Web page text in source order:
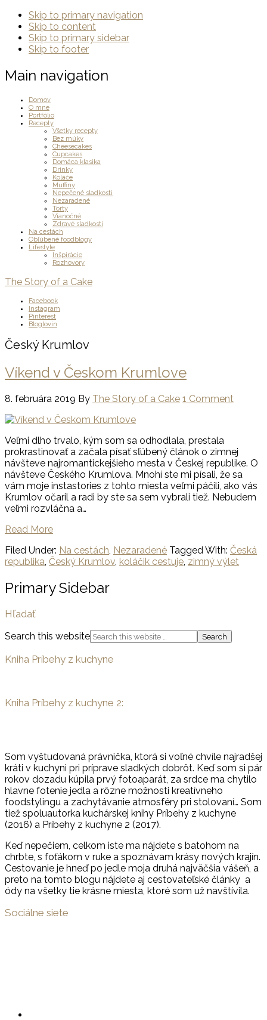
Skip to primary navigation
Skip to content
Skip to primary sidebar
Skip to footer
Main navigation
Domov
O mne
Portfólio
Recepty
Všetky recepty
Bez múky
Cheesecakes
Cupcakes
Domáca klasika
Drinky
Koláče
Muffiny
Nepečené sladkosti
Nezaradené
Torty
Vianočné
Zdravé sladkosti
Na cestách
Obľúbené foodblogy
Lifestyle
Inšpirácie
Rozhovory
The Story of a Cake
Facebook
Instagram
Pinterest
Bloglovin
Český Krumlov
Víkend v Českom Krumlove
8. februára 2019 By The Story of a Cake 1 Comment
Veľmi dlho trvalo, kým som sa odhodlala, prestala
prokrastinovať a začala písať sľúbený článok o zimnej
návšteve najromantickejšieho mesta v Českej republike. O
návšteve Českého Krumlova. Mnohí ste mi písali, že sa
vám moje instastories z tohto miesta veľmi páčili, ako vás
Krumlov očaril a radi by ste sa sem vybrali tiež. Nebudem
veľmi rozvláčna a…
Read More
Filed Under: Na cestách Nezaradené Tagged With: Česká
republika Český Krumlov koláčik cestuje zimný výlet
Primary Sidebar
Hľadať
Search this website
Kniha Príbehy z kuchyne
Kniha Príbehy z kuchyne 2:
Som vyštudovaná právnička, ktorá si voľné chvíle najradšej
kráti v kuchyni pri príprave sladkých dobrôt. Keď som si pár
rokov dozadu kúpila prvý fotoaparát, za srdce ma chytilo
hlavne fotenie jedla a rôzne možnosti kreatívneho
foodstylingu a zachytávanie atmosféry pri stolovaní… Som
tiež spoluautorka kuchárskej knihy Príbehy z kuchyne
(2016) a Príbehy z kuchyne 2 (2017).
Keď nepečiem, celkom iste ma nájdete s batohom na
chrbte, s foťákom v ruke a spoznávam krásy nových krajín.
Cestovanie je hneď po jedle moja druhá najväčšia vášeň, a
preto na tomto blogu nájdete aj cestovateľské články a
ódy na všetky tie krásne miesta, ktoré som už navštívila.
Sociálne siete